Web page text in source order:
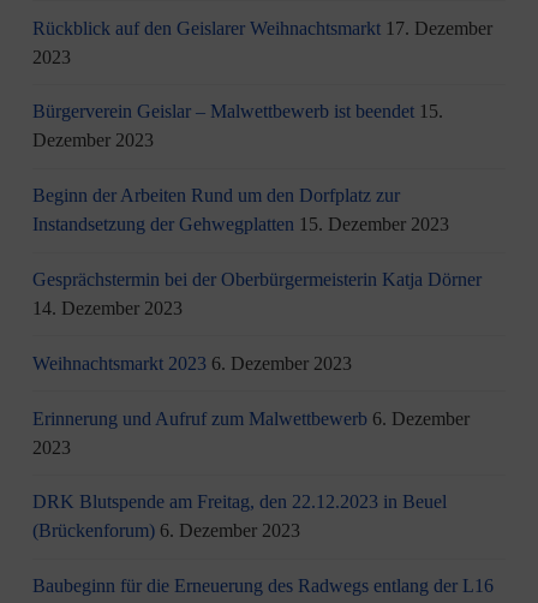
Rückblick auf den Geislarer Weihnachtsmarkt 17. Dezember
2023
Bürgerverein Geislar – Malwettbewerb ist beendet 15.
Dezember 2023
Beginn der Arbeiten Rund um den Dorfplatz zur
Instandsetzung der Gehwegplatten 15. Dezember 2023
Gesprächstermin bei der Oberbürgermeisterin Katja Dörner
14. Dezember 2023
Weihnachtsmarkt 2023 6. Dezember 2023
Erinnerung und Aufruf zum Malwettbewerb 6. Dezember
2023
DRK Blutspende am Freitag, den 22.12.2023 in Beuel
(Brückenforum) 6. Dezember 2023
Baubeginn für die Erneuerung des Radwegs entlang der L16